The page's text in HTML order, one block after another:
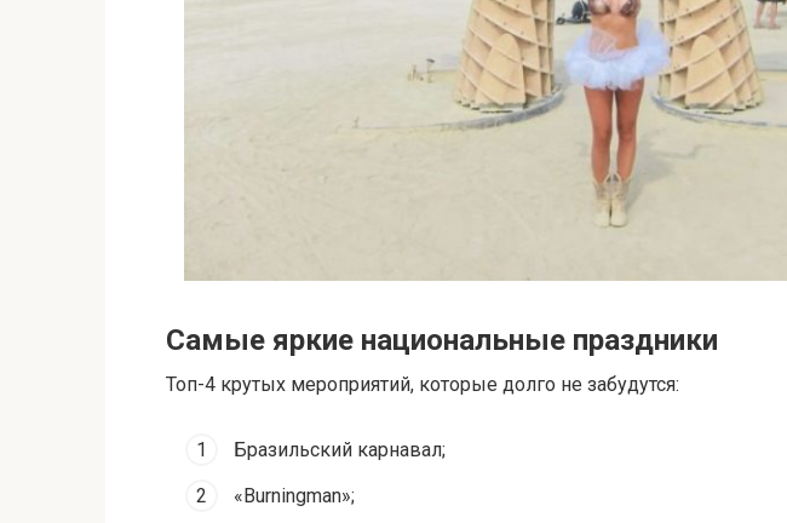
Самые яркие национальные праздники
Топ-4 крутых мероприятий, которые долго не забудутся:
Бразильский карнавал;
«Burningman»;